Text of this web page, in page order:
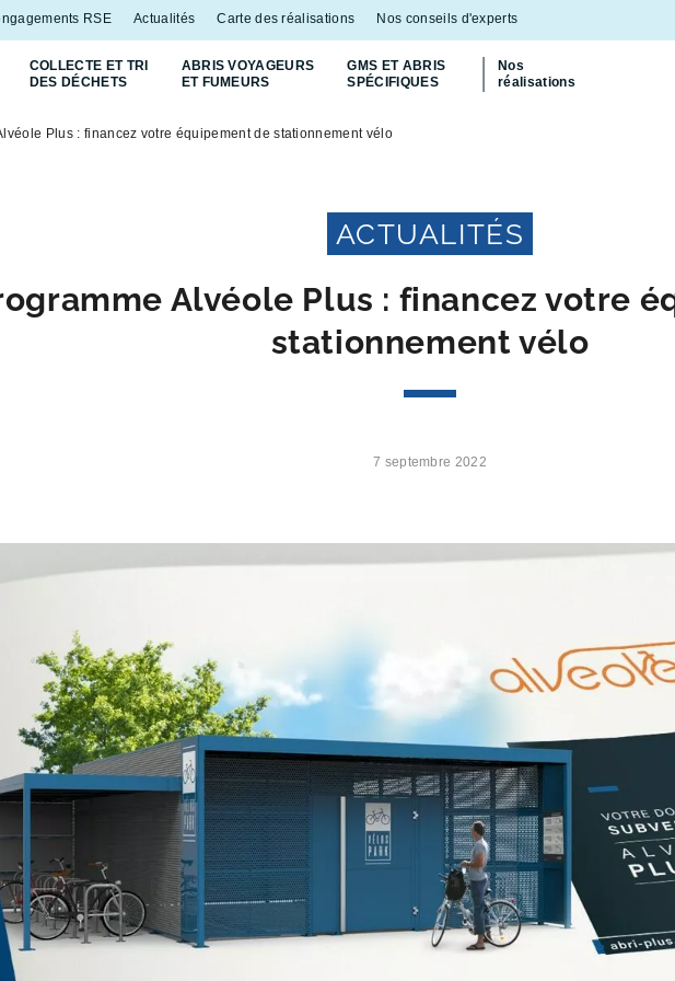
COLLECTE ET TRI
DES DÉCHETS
ABRIS VOYAGEURS
ET FUMEURS
GMS ET ABRIS
SPÉCIFIQUES
Nos
réalisations
RSE Actualités Carte des réalisations Nos conseils d'experts
Découvrez
Plus : financez votre équipement de stationnement vélo
ACTUALITÉS
Alvéole Plus : financez votre
stationnement vélo
7 septembre 2022